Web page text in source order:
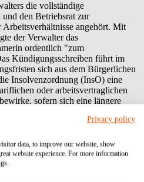
die vollständige
den Betriebsrat zur
angehört. Mit
der Verwalter das
ordentlich "zum
Kündigungsschreiben führt im
sich aus dem Bürgerlichen
Insolvenzordnung (InsO) eine
oder arbeitsvertraglichen
sofern sich eine längere
mit Ablauf des 31.8.2010
ist ausreichend bestimmt.
Kündigungsschreiben unter
entnehmen, dass die
Begrenzung der Kündigungsfrist
Privacy policy
data, to improve our website, show
website experience. For more information